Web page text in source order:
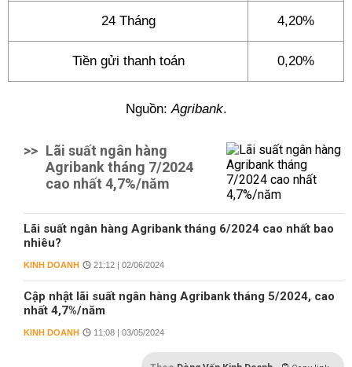
24 Tháng 4,20%
Tiền gửi thanh toán 0,20%
Nguồn:Agribank.
>> Lãi suất ngân hàng
Agribank tháng 7/2024
cao nhất 4,7%/năm
Lãi suất ngân hàng Agribank tháng 6/2024 cao nhất bao
nhiêu?
KINH DOANH 21:12 | 02/06/2024
Cập nhật lãi suất ngân hàng Agribank tháng 5/2024, cao
nhất 4,7%/năm
KINH DOANH 11:08 | 03/05/2024